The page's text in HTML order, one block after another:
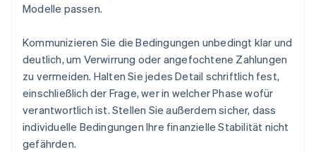
Modelle passen.
Kommunizieren Sie die Bedingungen unbedingt klar und
deutlich, um Verwirrung oder angefochtene Zahlungen
zu vermeiden. Halten Sie jedes Detail schriftlich fest,
einschließlich der Frage, wer in welcher Phase wofür
verantwortlich ist. Stellen Sie außerdem sicher, dass
individuelle Bedingungen Ihre finanzielle Stabilität nicht
gefährden.